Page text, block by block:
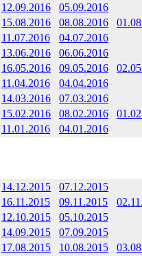
12.09.2016
05.09.2016
15.08.2016 08.08.2016
11.07.2016
04.07.2016
13.06.2016
06.06.2016
16.05.2016 09.05.2016
11.04.2016
04.04.2016
14.03.2016
07.03.2016
15.02.2016 08.02.2016
11.01.2016 04.01.2016
14.12.2015
07.12.2015
16.11.2015 09.11.2015
12.10.2015
05.10.2015
14.09.2015
07.09.2015
17.08.2015 10.08.2015